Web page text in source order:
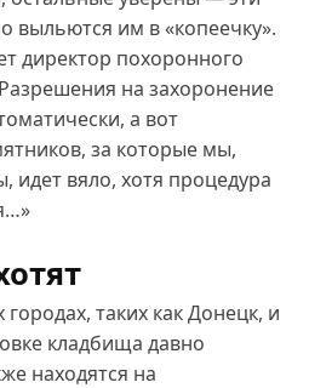
выльются им в «копеечку».
директор похоронного
на захоронение
а вот
за которые мы,
идет вяло, хотя процедура
таких как Донецк, и
кладбища давно
находятся на